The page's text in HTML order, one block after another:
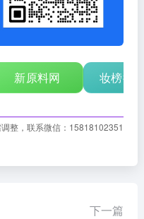
新原料网 妆榜行
整，联系微信：15818102351
下一篇